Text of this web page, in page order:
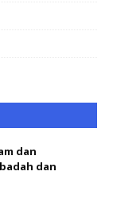
dan
dan